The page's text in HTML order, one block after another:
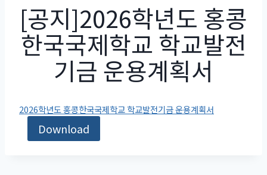
[공지]2026학년도 홍콩
한국국제학교 학교발전
기금 운용계획서
2026학년도 홍콩한국국제학교 학교발전기금 운용계획서
Download